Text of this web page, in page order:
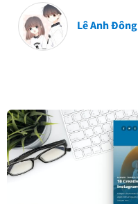
Lê Anh Đông